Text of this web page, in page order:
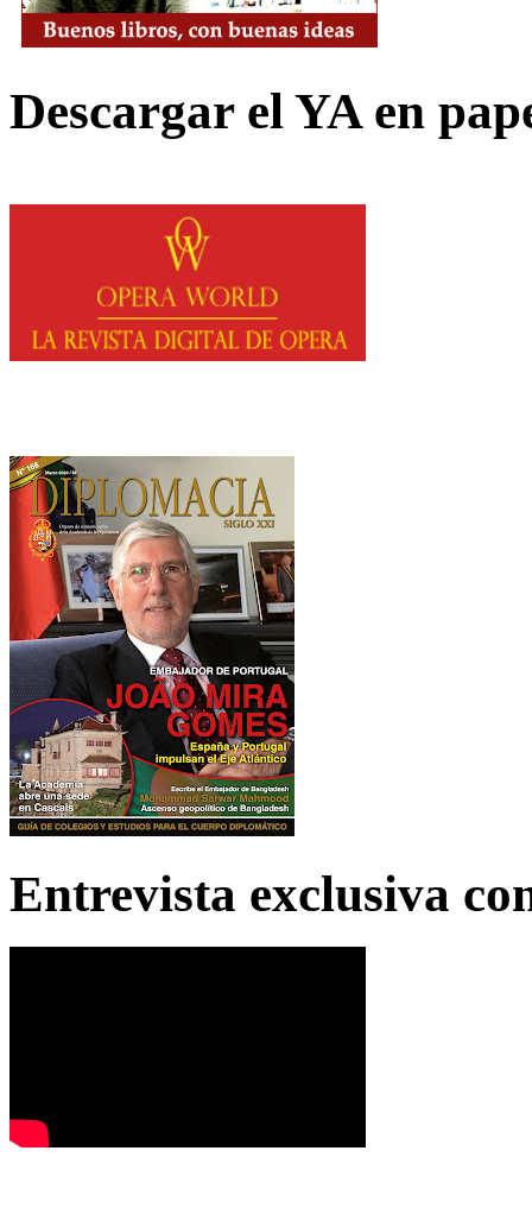
Descargar el YA en
Entrevista exclusiva